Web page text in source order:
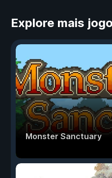
Explore mais
Monster Sanctuary